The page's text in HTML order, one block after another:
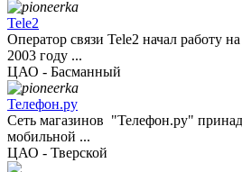
Tele2
Оператор связи Tele2 начал работу
2003 году ...
ЦАО - Басманный
Телефон.ру
Сеть магазинов "Телефон.ру"
мобильной ...
ЦАО - Тверской